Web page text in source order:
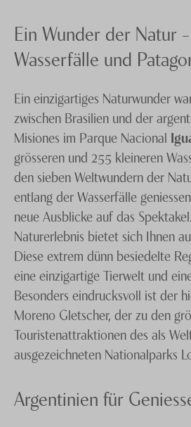
Ein Wunder der Natur
Wasserfälle und
Ein einzigartiges Naturwunder
zwischen Brasilien und der
Misiones im Parque Nacional
grösseren und 255 kleineren
den sieben Weltwundern der
entlang der Wasserfälle
neue Ausblicke auf das
Naturerlebnis bietet sich Ihnen
Diese extrem dünn besiedelte
eine einzigartige Tierwelt und
Besonders eindrucksvoll ist der
Moreno Gletscher, der zu den
Touristenattraktionen des als
ausgezeichneten Nationalparks
Argentinien für